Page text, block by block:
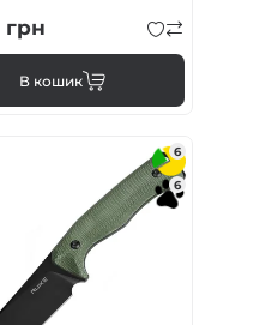
грн
В кошик
6
6